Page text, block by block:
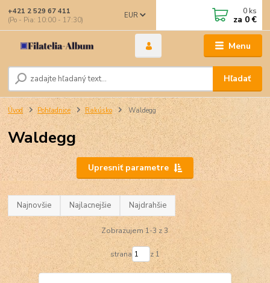
Menu
EUR
Hľadať
+421 2 529 67 411
(Po - Pia: 10:00 - 17:30)
0 ks
za 0 €
Úvod Pohľadnice Rakúsko Waldegg
Waldegg
Upresniť parametre
Najnovšie Najlacnejšie Najdrahšie
Zobrazujem 1-3 z 3
strana z 1